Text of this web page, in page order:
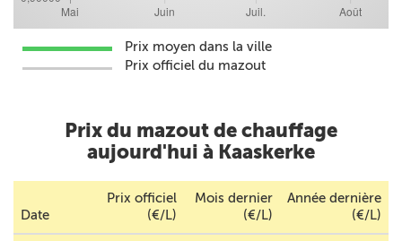
Prix moyen dans la ville
Prix officiel du mazout
Prix du mazout de chauffage
aujourd'hui à Kaaskerke
Date
Prix officiel
(€/L)
Mois dernier
(€/L)
Année dernière
(€/L)